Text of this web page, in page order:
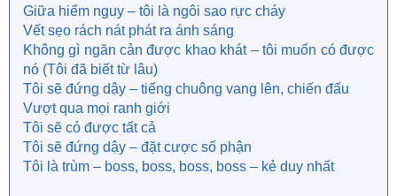
Giữa hiểm nguy – tôi là ngôi sao rực cháy
Vết sẹo rách nát phát ra ánh sáng
Không gì ngăn cản được khao khát – tôi muốn có được
nó (Tôi đã biết từ lâu)
Tôi sẽ đứng dậy – tiếng chuông vang lên, chiến đấu
Vượt qua mọi ranh giới
Tôi sẽ có được tất cả
Tôi sẽ đứng dậy – đặt cược số phận
Tôi là trùm – boss, boss, boss, boss – kẻ duy nhất